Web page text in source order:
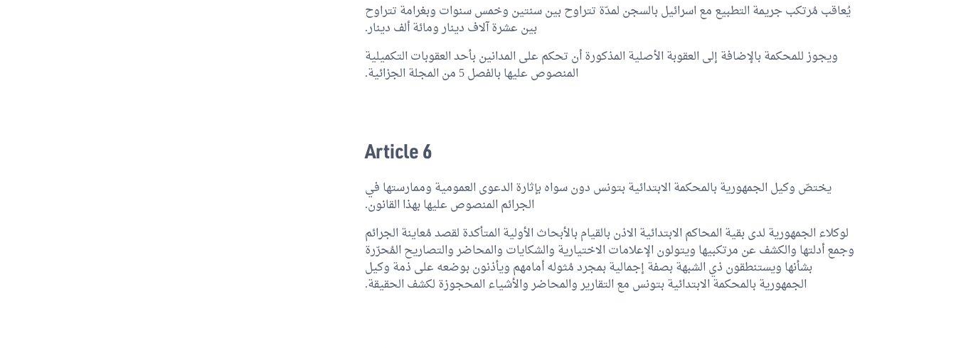
يُعاقب مُرتكب جريمة التطبيع مع اسرائيل بالسجن لمدّة تتراوح بين سنتين وخمس سنوات وبغرامة تتراوح
بين عشرة آلاف دينار ومائة ألف دينار.
ويجوز للمحكمة بالإضافة إلى العقوبة الأصلية المذكورة أن تحكم على المدانين بأحد العقوبات التكميلية
المنصوص عليها بالفصل 5 من المجلة الجزائية.
Article 6
يختصّ وكيل الجمهورية بالمحكمة الابتدائية بتونس دون سواه بإثارة الدعوى العمومية وممارستها في
الجرائم المنصوص عليها بهذا القانون.
لوكلاء الجمهورية لدى بقية المحاكم الابتدائية الاذن بالقيام بالأبحاث الأولية المتأكدة لقصد مُعاينة الجرائم
وجمع أدلتها والكشف عن مرتكبيها ويتولون الإعلامات الاختيارية والشكايات والمحاضر والتصاريح المُحرّرة
بشأنها ويستنطقون ذي الشبهة بصفة إجمالية بمجرد مُثوله أمامهم ويأذنون بوضعه على ذمة وكيل
الجمهورية بالمحكمة الابتدائية بتونس مع التقارير والمحاضر والأشياء المحجوزة لكشف الحقيقة.